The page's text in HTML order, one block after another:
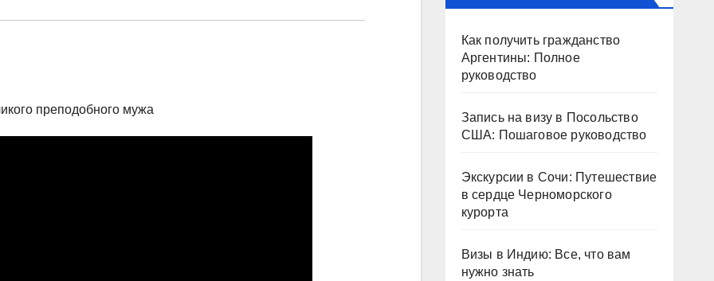
Как получить гражданство
Аргентины: Полное
руководство
Запись на визу в Посольство
США: Пошаговое руководство
Экскурсии в Сочи: Путешествие
в сердце Черноморского
курорта
Визы в Индию: Все, что вам
нужно знать